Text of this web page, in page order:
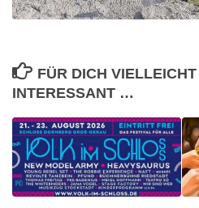
FÜR DICH
INTERESSANT …